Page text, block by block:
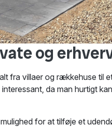
og
fra villaer og rækkehuse til
da man hurtigt
for at tilføje et